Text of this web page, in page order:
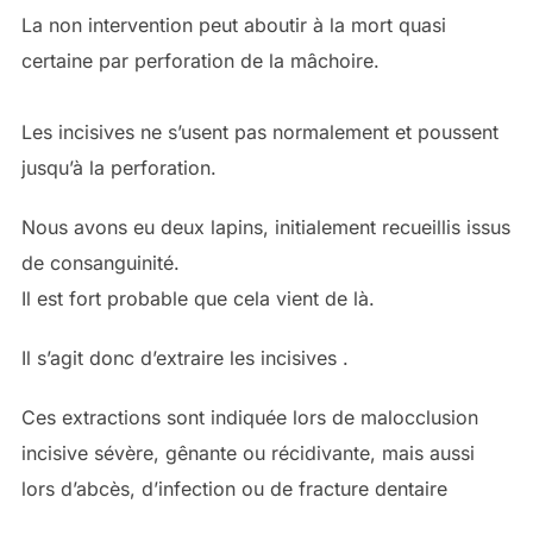
La non intervention peut aboutir à la mort quasi
certaine par perforation de la mâchoire.
Les incisives ne s’usent pas normalement et poussent
jusqu’à la perforation.
Nous avons eu deux lapins, initialement recueillis issus
de consanguinité.
Il est fort probable que cela vient de là.
Il s’agit donc d’extraire les incisives .
Ces extractions sont indiquée lors de malocclusion
incisive sévère, gênante ou récidivante, mais aussi
lors d’abcès, d’infection ou de fracture dentaire